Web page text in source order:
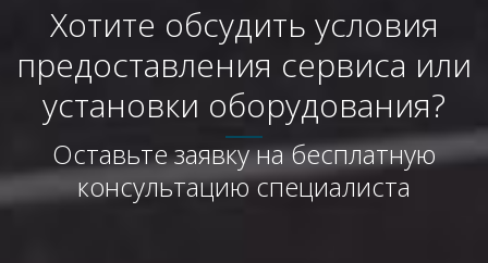
Хотите обсудить условия
предоставления сервиса или
установки оборудования?
Оставьте заявку на бесплатную
консультацию специалиста